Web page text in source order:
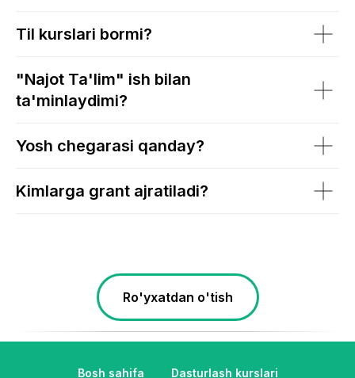
Til kurslari bormi?
"Najot Ta'lim" ish bilan
ta'minlaydimi?
Yosh chegarasi qanday?
Kimlarga grant ajratiladi?
Ro'yxatdan o'tish
Bosh sahifa Dasturlash kurslari